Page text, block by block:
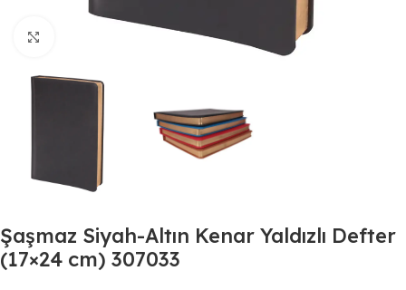
Büyütmek için tıklayın
Şaşmaz Siyah-Altın Kenar Yaldızlı Defter
(17×24 cm) 307033